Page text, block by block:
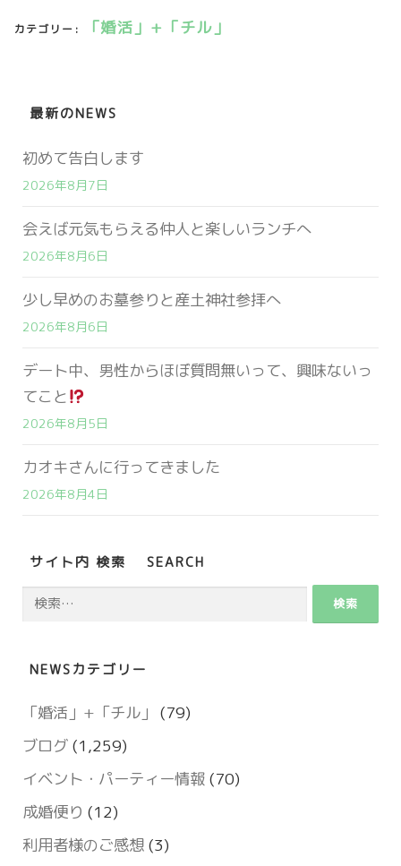
カテゴリー: 「婚活」+「チル」
最新のNEWS
初めて告白します
2026年8月7日
会えば元気もらえる仲人と楽しいランチへ
2026年8月6日
少し早めのお墓参りと産土神社参拝へ
2026年8月6日
デート中、男性からほぼ質問無いって、興味ないっ
てこと
2026年8月5日
カオキさんに行ってきました
2026年8月4日
サイト内 検索 SEARCH
検
NEWSカテゴリー
「婚活」+「チル」 (79)
ブログ (1,259)
イベント・パーティー情報 (70)
成婚便り (12)
利用者様のご感想 (3)